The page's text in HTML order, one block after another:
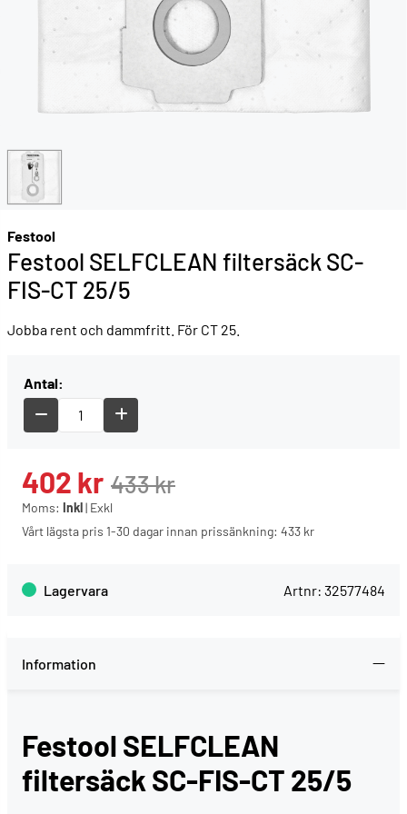
Festool
Festool SELFCLEAN filtersäck SC-
FIS-CT 25/5
Jobba rent och dammfritt. För CT 25.
Antal:
433kr
402 kr
Moms: Inkl| Exkl
Vårt lägsta pris 1-30 dagar innan prissänkning: 433 kr
Lagervara Artnr: 32577484
Information
Festool SELFCLEAN
filtersäck SC-FIS-CT 25/5